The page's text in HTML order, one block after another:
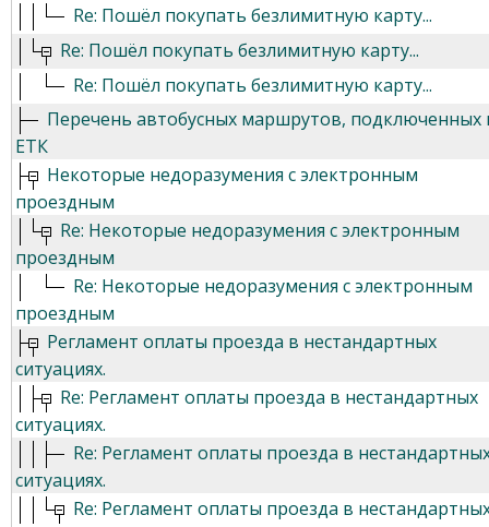
Re: Пошёл покупать безлимитную карту...
Re: Пошёл покупать безлимитную карту...
Re: Пошёл покупать безлимитную карту...
Перечень автобусных маршрутов, подключенных
ЕТК
Некоторые недоразумения с электронным
проездным
Re: Некоторые недоразумения с электронным
проездным
Re: Некоторые недоразумения с электронным
проездным
Регламент оплаты проезда в нестандартных
ситуациях.
Re: Регламент оплаты проезда в нестандартных
ситуациях.
Re: Регламент оплаты проезда в
ситуациях.
Re: Регламент оплаты проезда в